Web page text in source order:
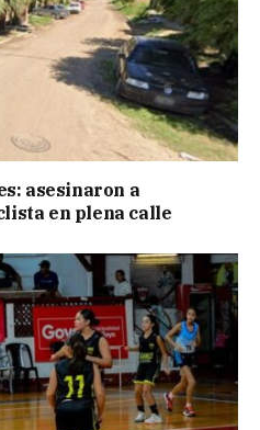
asesinaron a
en plena calle